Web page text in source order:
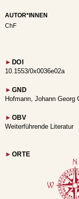
AUTOR*INNEN
ChF
► DOI
10.1553/0x0036e02a
► GND
Hofmann, Johann Georg
► OBV
Weiterführende Literatur
► ORTE